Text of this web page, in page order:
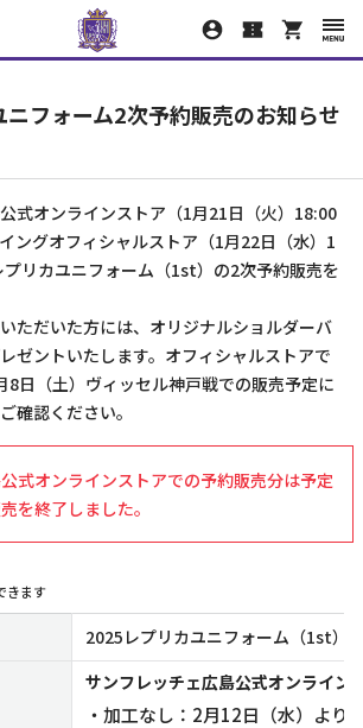
フォーム2次予約販売のお知らせ
式オンラインストア（1月21日（火）18:00
ングオフィシャルストア（1月22日（水）1
リカユニフォーム（1st）の2次予約販売を
ただいた方には、オリジナルショルダーバ
ゼントいたします。オフィシャルストアで
8日（土）ヴィッセル神戸戦での販売予定に
確認ください。
式オンラインストアでの予約販売分は予定
を終了しました。
きます
2025レプリカユニフォーム（1st）
サンフレッチェ広島公式オンライン
・加工なし：2月12日（水）より